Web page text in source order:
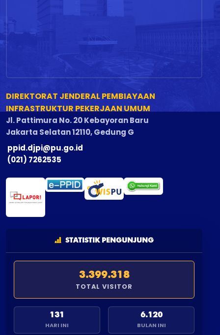
DIREKTORAT JENDERAL PEMBIAYAAN
INFRASTRUKTUR PEKERJAAN UMUM
Jl. Pattimura No. 20 Kebayoran Baru
Jakarta Selatan 12110, Gedung G
ppid.djpi@pu.go.id
(021) 7262535
STATISTIK PENGUNJUNG
3.399.318
TOTAL VISITOR
131
HARI INI
6.120
BULAN INI